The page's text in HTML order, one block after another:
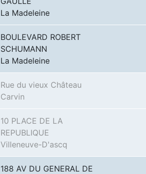
La Madeleine
BOULEVARD ROBERT
SCHUMANN
La Madeleine
Rue du vieux Château
Carvin
10 PLACE DE LA
REPUBLIQUE
Villeneuve-D'ascq
188 AV DU GENERAL DE